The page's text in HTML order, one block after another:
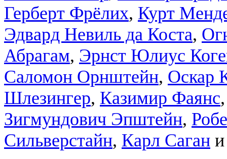
Герберт Фрёлих, Курт
Эдвард Невиль да Коста,
Абрагам, Эрнст Юлиус
Саломон Орнштейн, Оскар
Шлезингер, Казимир Фаянс
Зигмундович Эпштейн,
Сильверстайн, Карл Саган